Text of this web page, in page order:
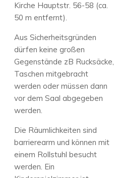
Kirche Hauptstr. 56-58 (ca.
50 m entfernt).
Aus Sicherheitsgründen
dürfen keine großen
Gegenstände zB Rucksäcke,
Taschen mitgebracht
werden oder müssen dann
vor dem Saal abgegeben
werden.
Die Räumlichkeiten sind
barrierearm und können mit
einem Rollstuhl besucht
werden. Ein